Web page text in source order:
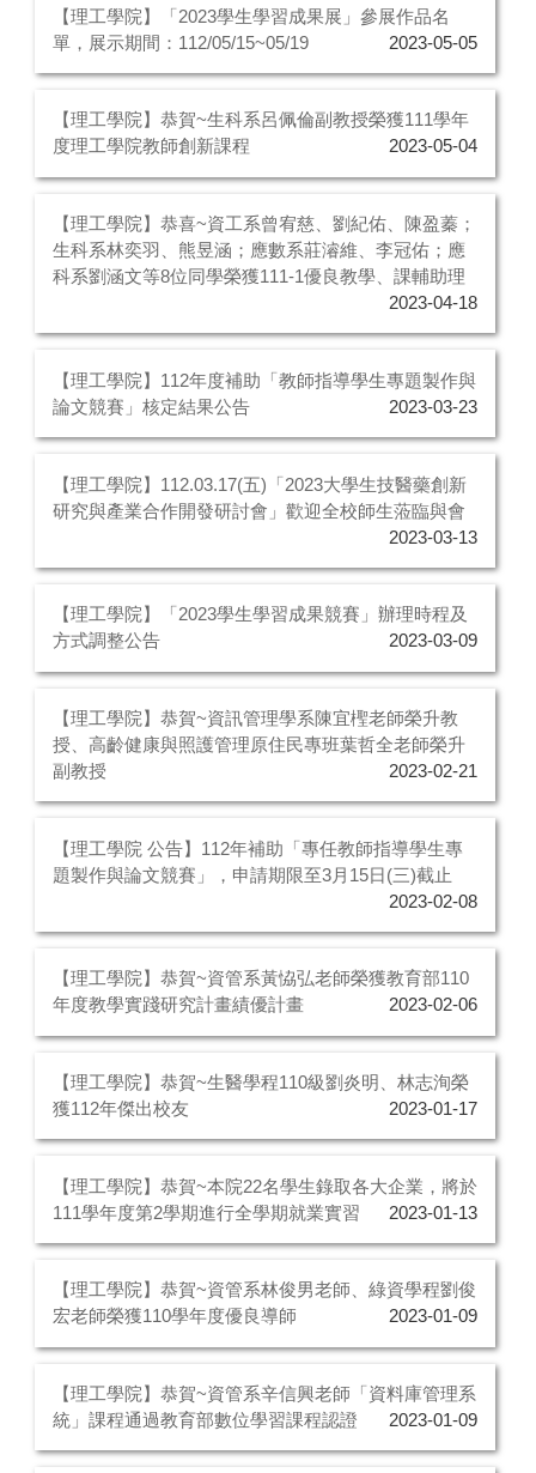
【理工學院】「2023學生學習成果展」參展作品名
單，展示期間：112/05/15~05/19
2023-05-05
【理工學院】恭賀~生科系呂佩倫副教授榮獲111學年
度理工學院教師創新課程
2023-05-04
【理工學院】恭喜~資工系曾宥慈、劉紀佑、陳盈蓁；
生科系林奕羽、熊昱涵；應數系莊濬維、李冠佑；應
科系劉涵文等8位同學榮獲111-1優良教學、課輔助理
2023-04-18
【理工學院】112年度補助「教師指導學生專題製作與
論文競賽」核定結果公告
2023-03-23
【理工學院】112.03.17(五)「2023大學生技醫藥創新
研究與產業合作開發研討會」歡迎全校師生蒞臨與會
2023-03-13
【理工學院】「2023學生學習成果競賽」辦理時程及
方式調整公告
2023-03-09
【理工學院】恭賀~資訊管理學系陳宜檉老師榮升教
授、高齡健康與照護管理原住民專班葉哲全老師榮升
副教授
2023-02-21
【理工學院 公告】112年補助「專任教師指導學生專
題製作與論文競賽」，申請期限至3月15日(三)截止
2023-02-08
【理工學院】恭賀~資管系黃恊弘老師榮獲教育部110
年度教學實踐研究計畫績優計畫
2023-02-06
【理工學院】恭賀~生醫學程110級劉炎明、林志洵榮
獲112年傑出校友
2023-01-17
【理工學院】恭賀~本院22名學生錄取各大企業，將於
111學年度第2學期進行全學期就業實習
2023-01-13
【理工學院】恭賀~資管系林俊男老師、綠資學程劉俊
宏老師榮獲110學年度優良導師
2023-01-09
【理工學院】恭賀~資管系辛信興老師「資料庫管理系
統」課程通過教育部數位學習課程認證
2023-01-09